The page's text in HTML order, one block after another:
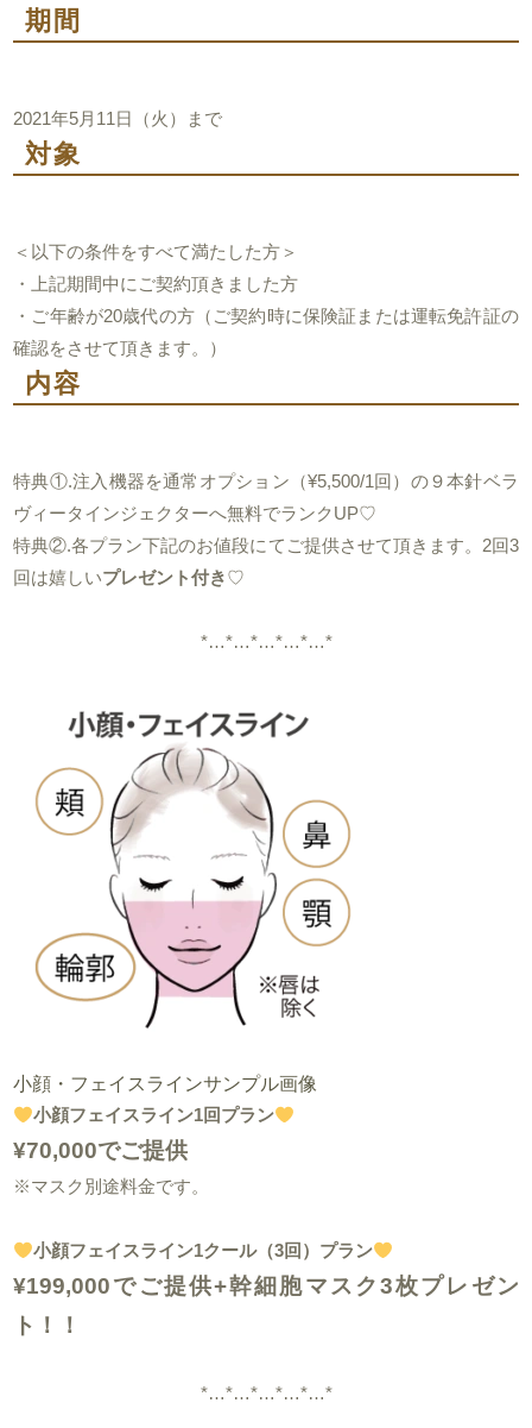
期間
2021年5月11日（火）まで
対象
＜以下の条件をすべて満たした方＞
・上記期間中にご契約頂きました方
・ご年齢が20歳代の方（ご契約時に保険証または運転免許証の
確認をさせて頂きます。）
内容
特典①.注入機器を通常オプション（¥5,500/1回）の９本針ベラ
ヴィータインジェクターへ無料でランクUP♡
特典②.各プラン下記のお値段にてご提供させて頂きます。2回3
回は嬉しいプレゼント付き♡
*…*…*…*…*…*
小顔・フェイスラインサンプル画像
小顔フェイスライン1回プラン
¥70,000でご提供
※マスク別途料金です。
小顔フェイスライン1クール（3回）プラン
¥199,000でご提供+幹細胞マスク3枚プレゼン
ト！！
*…*…*…*…*…*